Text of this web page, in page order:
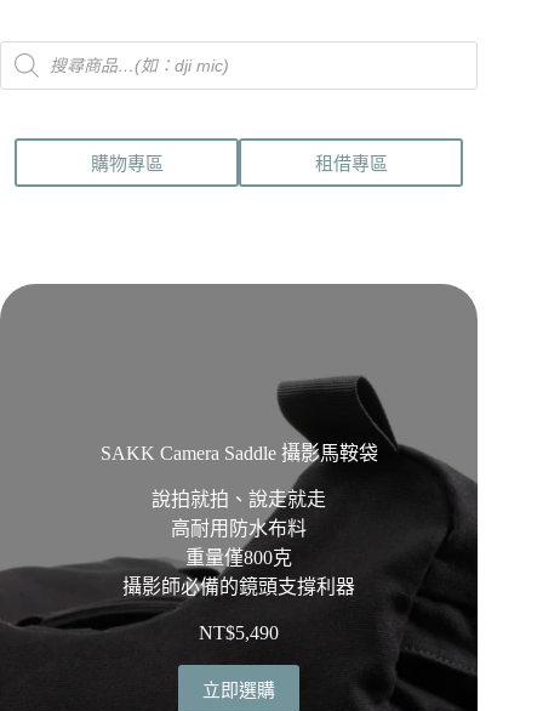
Products
search
購物專區 租借專區
SAKK Camera Saddle 攝影馬鞍袋
說拍就拍、說走就走
高耐用防水布料
重量僅800克
攝影師必備的鏡頭支撐利器
NT$5,490
立即選購